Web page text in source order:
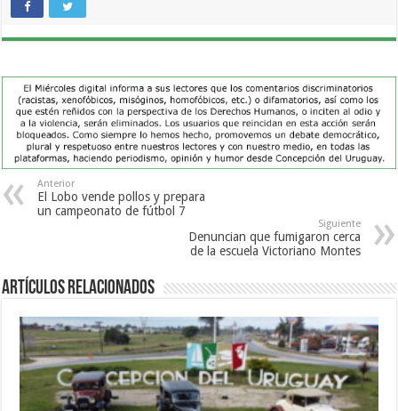
Anterior
El Lobo vende pollos y prepara
un campeonato de fútbol 7
Siguiente
Denuncian que fumigaron cerca
de la escuela Victoriano Montes
Artículos Relacionados